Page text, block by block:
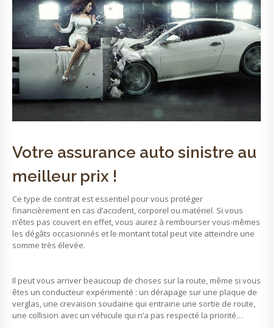
Votre assurance auto sinistre au
meilleur prix !
Ce type de contrat est essentiel pour vous protéger
financièrement en cas d’accident, corporel ou matériel. Si vous
n’êtes pas couvert en effet, vous aurez à rembourser vous-mêmes
les dégâts occasionnés et le montant total peut vite atteindre une
somme très élevée.
Il peut vous arriver beaucoup de choses sur la route, même si vous
êtes un conducteur expérimenté : un dérapage sur une plaque de
verglas, une crevaison soudaine qui entraine une sortie de route,
une collision avec un véhicule qui n’a pas respecté la priorité…